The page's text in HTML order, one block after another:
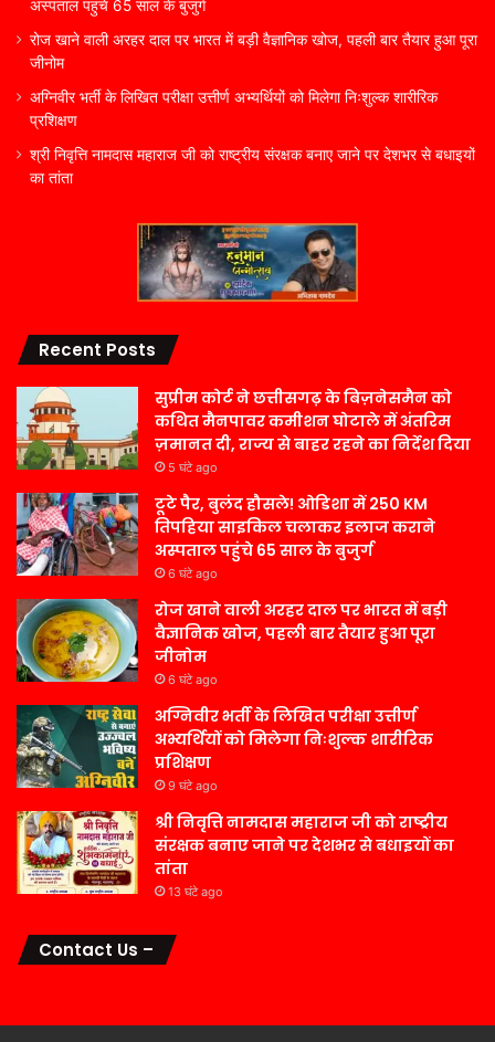
अस्पताल पहुंचे 65 साल के बुजुर्ग
रोज खाने वाली अरहर दाल पर भारत में बड़ी वैज्ञानिक खोज, पहली बार तैयार हुआ पूरा
जीनोम
अग्निवीर भर्ती के लिखित परीक्षा उत्तीर्ण अभ्यर्थियों को मिलेगा निःशुल्क शारीरिक
प्रशिक्षण
श्री निवृत्ति नामदास महाराज जी को राष्ट्रीय संरक्षक बनाए जाने पर देशभर से बधाइयों
का तांता
Recent Posts
सुप्रीम कोर्ट ने छत्तीसगढ़ के बिज़नेसमैन को
कथित मैनपावर कमीशन घोटाले में अंतरिम
ज़मानत दी, राज्य से बाहर रहने का निर्देश दिया
5 घंटे ago
टूटे पैर, बुलंद हौसले! ओडिशा में 250 KM
तिपहिया साइकिल चलाकर इलाज कराने
अस्पताल पहुंचे 65 साल के बुजुर्ग
6 घंटे ago
रोज खाने वाली अरहर दाल पर भारत में बड़ी
वैज्ञानिक खोज, पहली बार तैयार हुआ पूरा
जीनोम
6 घंटे ago
अग्निवीर भर्ती के लिखित परीक्षा उत्तीर्ण
अभ्यर्थियों को मिलेगा निःशुल्क शारीरिक
प्रशिक्षण
9 घंटे ago
श्री निवृत्ति नामदास महाराज जी को राष्ट्रीय
संरक्षक बनाए जाने पर देशभर से बधाइयों का
तांता
13 घंटे ago
Contact Us –